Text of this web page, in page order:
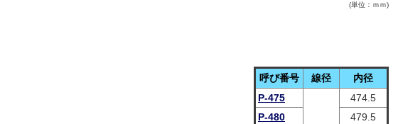
(単位：ｍｍ)
呼び番号 線径
内径
P-475
474.5
P-480
479.5